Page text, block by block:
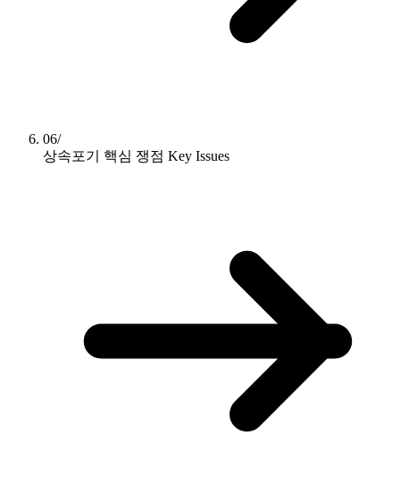
06/
상속포기 핵심 쟁점 Key Issues